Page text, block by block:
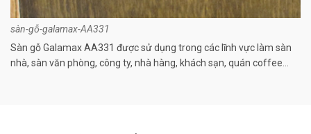
sàn-gỗ-galamax-AA331
Sàn gỗ Galamax AA331 được sử dụng trong các lĩnh vực làm sàn
nhà, sàn văn phòng, công ty, nhà hàng, khách sạn, quán coffee…